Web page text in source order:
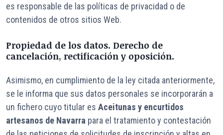
es responsable de las políticas de privacidad o de
contenidos de otros sitios Web.
Propiedad de los datos. Derecho de
cancelación, rectificación y oposición.
Asimismo, en cumplimiento de la ley citada anteriormente,
se le informa que sus datos personales se incorporarán a
un fichero cuyo titular es Aceitunas y encurtidos
artesanos de Navarra para el tratamiento y contestación